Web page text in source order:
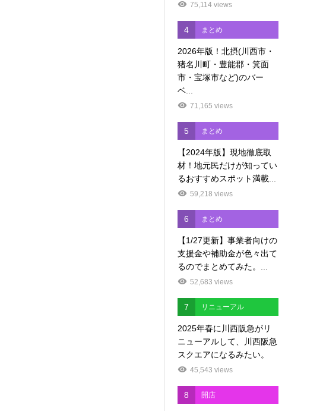
75,114 views
4 まとめ
2026年版！北摂(川西市・
猪名川町・豊能郡・箕面
市・宝塚市など)のバー
ベ...
71,165 views
5 まとめ
【2024年版】現地徹底取
材！地元民だけが知ってい
るおすすめスポット満載...
59,218 views
6 まとめ
【1/27更新】事業者向けの
支援金や補助金が色々出て
るのでまとめてみた。...
52,683 views
7 リニューアル
2025年春に川西阪急がリ
ニューアルして、川西阪急
スクエアになるみたい。
45,543 views
8 開店